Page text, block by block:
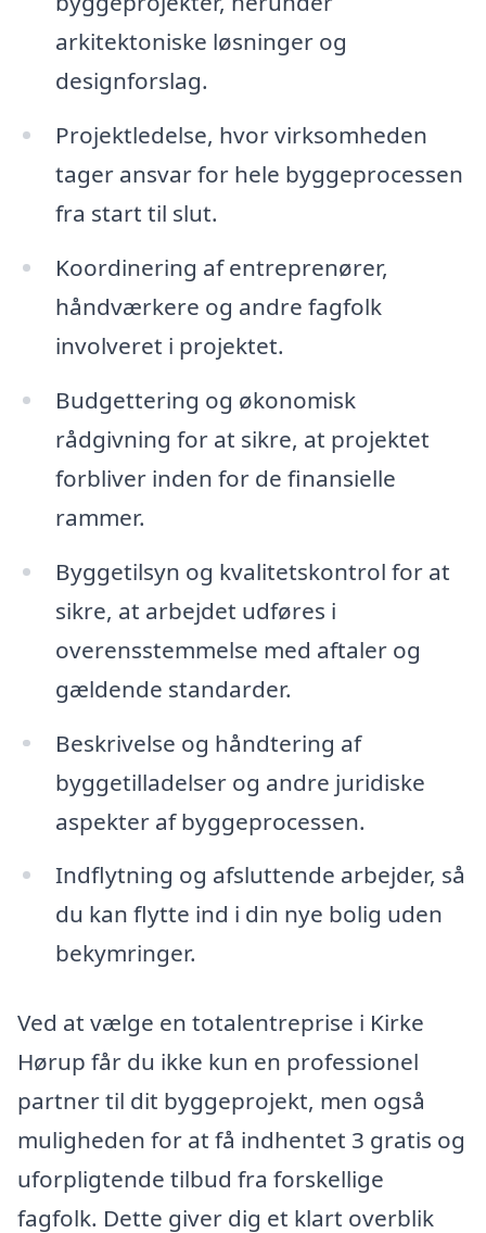
arkitektoniske løsninger og
designforslag.
Projektledelse, hvor virksomheden
tager ansvar for hele byggeprocessen
fra start til slut.
Koordinering af entreprenører,
håndværkere og andre fagfolk
involveret i projektet.
Budgettering og økonomisk
rådgivning for at sikre, at projektet
forbliver inden for de finansielle
rammer.
Byggetilsyn og kvalitetskontrol for at
sikre, at arbejdet udføres i
overensstemmelse med aftaler og
gældende standarder.
Beskrivelse og håndtering af
byggetilladelser og andre juridiske
aspekter af byggeprocessen.
Indflytning og afsluttende arbejder, så
du kan flytte ind i din nye bolig uden
bekymringer.
Ved at vælge en totalentreprise i Kirke
Hørup får du ikke kun en professionel
partner til dit byggeprojekt, men også
muligheden for at få indhentet 3 gratis og
uforpligtende tilbud fra forskellige
fagfolk. Dette giver dig et klart overblik